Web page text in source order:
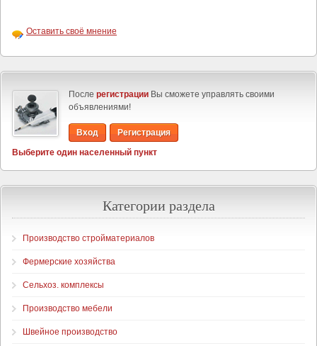
Оставить своё мнение
После регистрации Вы сможете управлять своими
объявлениями!
Вход
Регистрация
Выберите один населенный пункт
Категории раздела
Производство стройматериалов
Фермерские хозяйства
Сельхоз. комплексы
Производство мебели
Швейное производство